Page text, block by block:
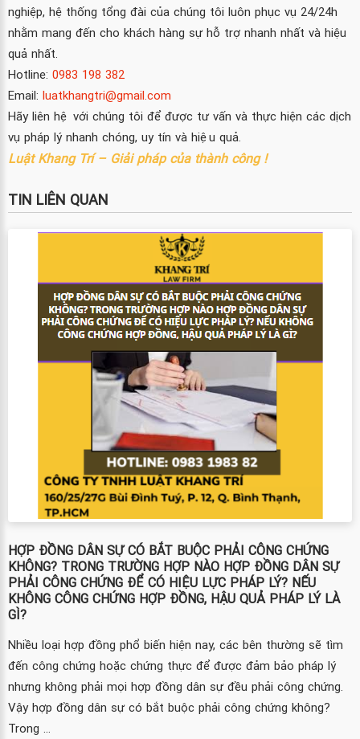
nghiệp, hệ thống tổng đài của chúng tôi luôn phục vụ 24/24h
nhằm mang đến cho khách hàng sự hỗ trợ nhanh nhất và hiệu
quả nhất.
Hotline: 0983 198 382
Email: luatkhangtri@gmail.com
Hãy liên hệ với chúng tôi để được tư vấn và thực hiện các dịch
vụ pháp lý nhanh chóng, uy tín và hiệu quả.
Luật Khang Trí – Giải pháp của thành công !
TIN LIÊN QUAN
HỢP ĐỒNG DÂN SỰ CÓ BẮT BUỘC PHẢI CÔNG CHỨNG
KHÔNG? TRONG TRƯỜNG HỢP NÀO HỢP ĐỒNG DÂN SỰ
PHẢI CÔNG CHỨNG ĐỂ CÓ HIỆU LỰC PHÁP LÝ? NẾU
KHÔNG CÔNG CHỨNG HỢP ĐỒNG, HẬU QUẢ PHÁP LÝ LÀ
GÌ?
Nhiều loại hợp đồng phổ biến hiện nay, các bên thường sẽ tìm
đến công chứng hoặc chứng thực để được đảm bảo pháp lý
nhưng không phải mọi hợp đồng dân sự đều phải công chứng.
Vậy hợp đồng dân sự có bắt buộc phải công chứng không?
Trong ...